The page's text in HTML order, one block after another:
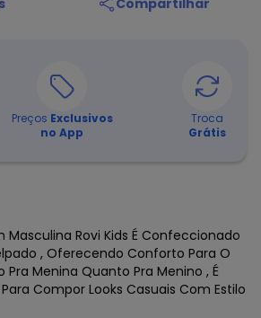
Compartilhar
Preços Exclusivos
no App
Troca
Grátis
Masculina Rovi Kids É Confeccionado
, Oferecendo Conforto Para O
Pra Menina Quanto Pra Menino , É
Compor Looks Casuais Com Estilo